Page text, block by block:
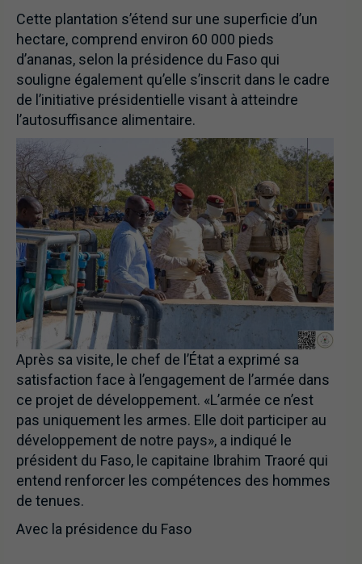
Cette plantation s’étend sur une superficie d’un
hectare, comprend environ 60 000 pieds
d’ananas, selon la présidence du Faso qui
souligne également qu’elle s’inscrit dans le cadre
de l’initiative présidentielle visant à atteindre
l’autosuffisance alimentaire.
Après sa visite, le chef de l’État a exprimé sa
satisfaction face à l’engagement de l’armée dans
ce projet de développement. «L’armée ce n’est
pas uniquement les armes. Elle doit participer au
développement de notre pays», a indiqué le
président du Faso, le capitaine Ibrahim Traoré qui
entend renforcer les compétences des hommes
de tenues.
Avec la présidence du Faso